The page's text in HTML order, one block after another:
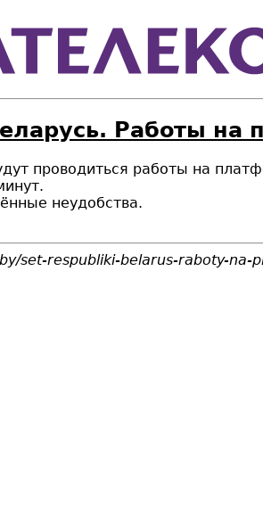
Работы на
проводиться работы на
неудобства.
set-respubliki-belarus-raboty-na-